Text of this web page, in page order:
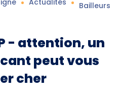
Bailleurs
- attention, un
peut vous
cher